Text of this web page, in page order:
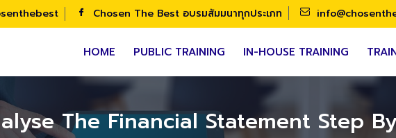
Chosen The Best อบรมสัมมนาทุกประเภท
HOME PUBLIC TRAINING IN-HOUSE TRAINING
The Financial Statement Step